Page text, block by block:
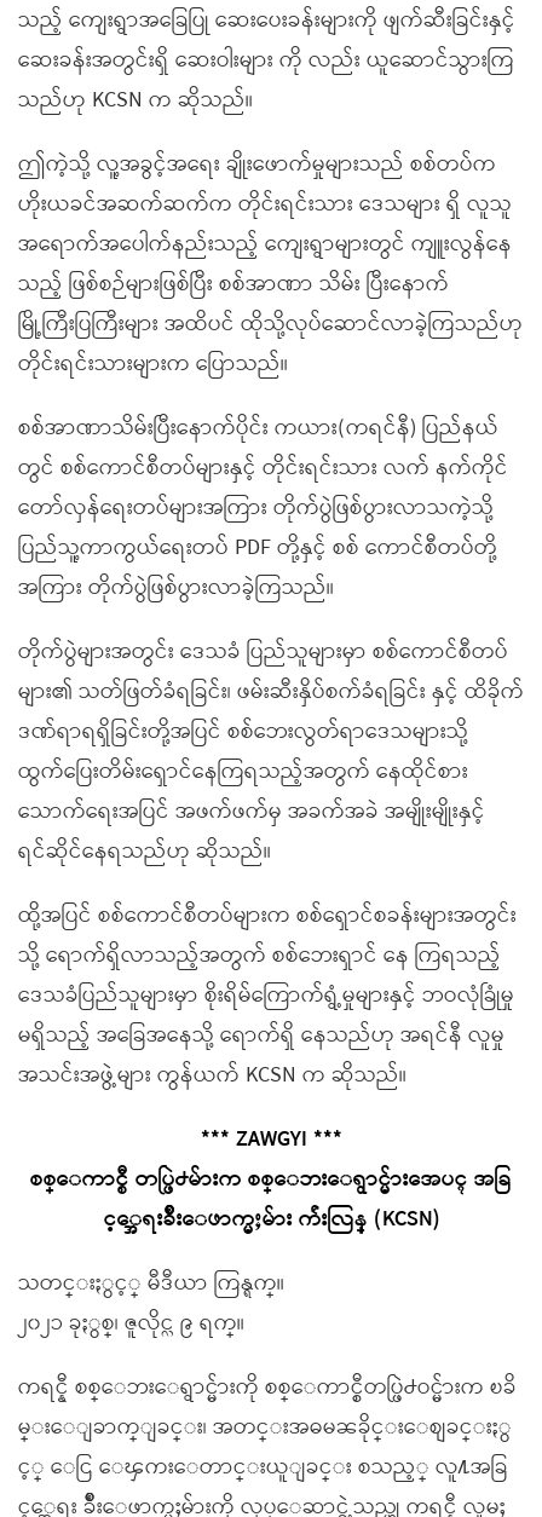
သည့် ကျေးရွာအခြေပြု ဆေးပေးခန်းများကို ဖျက်ဆီးခြင်းနှင့်
ဆေးခန်းအတွင်းရှိ ဆေးဝါးများ ကို လည်း ယူဆောင်သွားကြ
သည်ဟု KCSN က ဆိုသည်။
ဤကဲ့သို့ လူ့အခွင့်အရေး ချိုးဖောက်မှုများသည် စစ်တပ်က
ဟိုးယခင်အဆက်ဆက်က တိုင်းရင်းသား ဒေသများ ရှိ လူသူ
အရောက်အပေါက်နည်းသည့် ကျေးရွာများတွင် ကျူးလွန်နေ
သည့် ဖြစ်စဉ်များဖြစ်ပြီး စစ်အာဏာ သိမ်း ပြီးနောက်
မြို့ကြီးပြကြီးများ အထိပင် ထိုသို့လုပ်ဆောင်လာခဲ့ကြသည်ဟု
တိုင်းရင်းသားများက ပြောသည်။
စစ်အာဏာသိမ်းပြီးနောက်ပိုင်း ကယား(ကရင်နီ) ပြည်နယ်
တွင် စစ်ကောင်စီတပ်များနှင့် တိုင်းရင်းသား လက် နက်ကိုင်
တော်လှန်ရေးတပ်များအကြား တိုက်ပွဲဖြစ်ပွားလာသကဲ့သို့
ပြည်သူ့ကာကွယ်ရေးတပ် PDF တို့နှင့် စစ် ကောင်စီတပ်တို့
အကြား တိုက်ပွဲဖြစ်ပွားလာခဲ့ကြသည်။
တိုက်ပွဲများအတွင်း ဒေသခံ ပြည်သူများမှာ စစ်ကောင်စီတပ်
များ၏ သတ်ဖြတ်ခံရခြင်း၊ ဖမ်းဆီးနှိပ်စက်ခံရခြင်း နှင့် ထိခိုက်
ဒဏ်ရာရရှိခြင်းတို့အပြင် စစ်ဘေးလွတ်ရာဒေသများသို့
ထွက်ပြေးတိမ်းရှောင်နေကြရသည့်အတွက် နေထိုင်စား
သောက်ရေးအပြင် အဖက်ဖက်မှ အခက်အခဲ အမျိုးမျိုးနှင့်
ရင်ဆိုင်နေရသည်ဟု ဆိုသည်။
ထို့အပြင် စစ်ကောင်စီတပ်များက စစ်ရှောင်စခန်းများအတွင်း
သို့ ရောက်ရှိလာသည့်အတွက် စစ်ဘေးရှာင် နေ ကြရသည့်
ဒေသခံပြည်သူများမှာ စိုးရိမ်ကြောက်ရွံ့မှုများနှင့် ဘဝလုံခြုံမှု
မရှိသည့် အခြေအနေသို့ ရောက်ရှိ နေသည်ဟု အရင်နီ လူမှု
အသင်းအဖွဲ့များ ကွန်ယက် KCSN က ဆိုသည်။
*** ZAWGYI ***
စစ္ေကာင္စီ တပ္ဖြဲ႕မ်ားက စစ္ေဘးေရွာင္မ်ားအေပၚ အခြ
င့္အေရးခ်ိဳးေဖာက္မႈမ်ား က်ဴးလြန္ (KCSN)
သတင္းႏွင့္ မီဒီယာ ကြန္ရက္။
၂၀၂၁ ခုႏွစ္၊ ဇူလိုင္လ ၉ ရက္။
ကရင္နီ စစ္ေဘးေရွာင္မ်ားကို စစ္ေကာင္စီတပ္ဖြဲ႕ဝင္မ်ားက ၿခိ
မ္းေျခာက္ျခင္း၊ အတင္းအဓမၼခိုင္းေစျခင္းႏွ
င့္ ေငြ ေၾကးေတာင္းယူျခင္း စသည့္ လူ႔အခြ
င့္အေရး ခ်ိဳးေဖာက္မႈမ်ားကို လုပ္ေဆာင္ခဲ့သည္ဟု ကရင္နီ လူမႈ